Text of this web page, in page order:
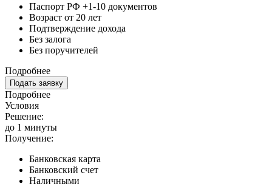
Паспорт РФ +1-10 документов
Возраст от 20 лет
Подтверждение дохода
Без залога
Без поручителей
Подробнее
Подать заявку
Подробнее
Условия
Решение:
до 1 минуты
Получение:
Банковская карта
Банковский счет
Наличными